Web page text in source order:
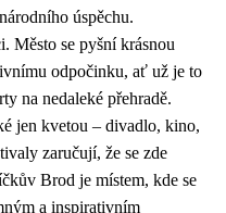
úspěchu.
Město se pyšní krásnou
odpočinku, ať už je to
na nedaleké přehradě.
jen kvetou – divadlo, kino,
zaručují, že se zde
Brod je místem, kde se
a inspirativním